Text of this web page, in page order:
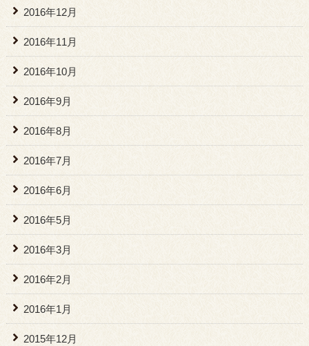
2016年12月
2016年11月
2016年10月
2016年9月
2016年8月
2016年7月
2016年6月
2016年5月
2016年3月
2016年2月
2016年1月
2015年12月